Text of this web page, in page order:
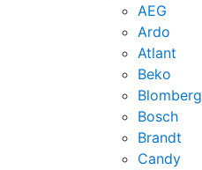
AEG
Ardo
Atlant
Beko
Blomberg
Bosch
Brandt
Candy